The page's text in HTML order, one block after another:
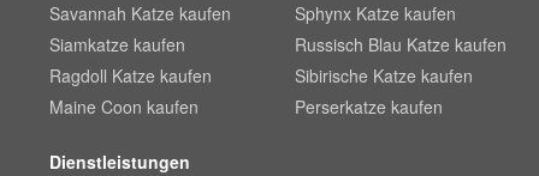
Savannah Katze kaufen
Siamkatze kaufen
Ragdoll Katze kaufen
Maine Coon kaufen
Sphynx Katze kaufen
Russisch Blau Katze kaufen
Sibirische Katze kaufen
Perserkatze kaufen
Dienstleistungen